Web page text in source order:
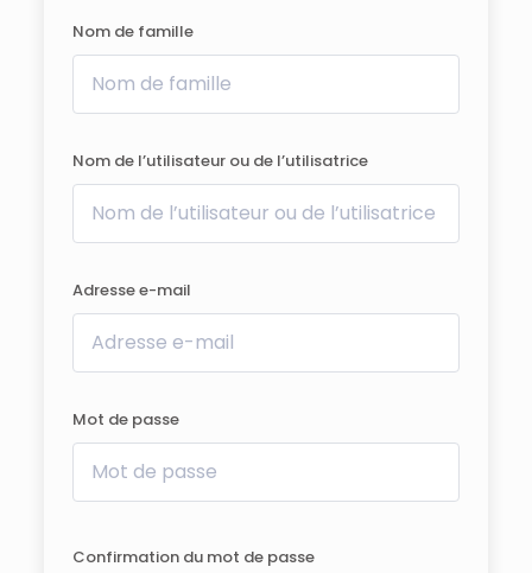
Nom de famille
Nom de l’utilisateur ou de l’utilisatrice
Adresse e-mail
Mot de passe
Confirmation du mot de passe